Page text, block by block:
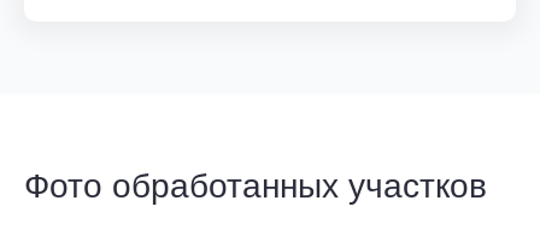
Фото обработанных участков